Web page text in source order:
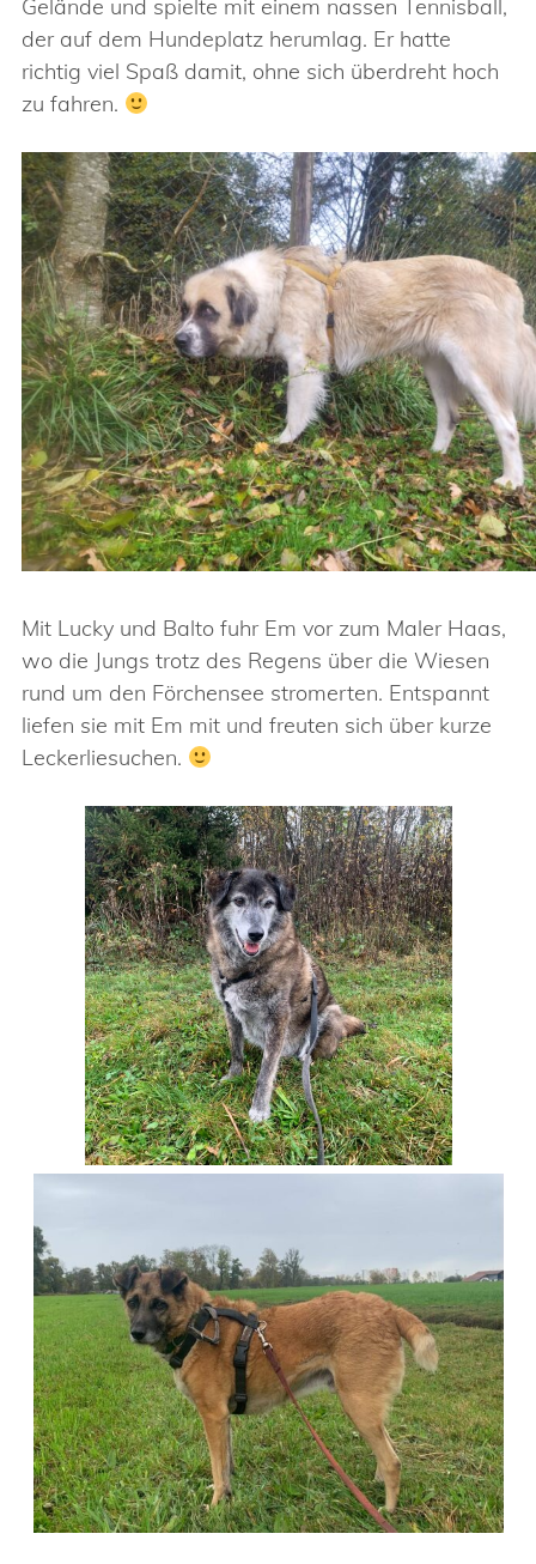
Gelände und spielte mit einem nassen Tennisball,
der auf dem Hundeplatz herumlag. Er hatte
richtig viel Spaß damit, ohne sich überdreht hoch
zu fahren.
Mit Lucky und Balto fuhr Em vor zum Maler Haas,
wo die Jungs trotz des Regens über die Wiesen
rund um den Förchensee stromerten. Entspannt
liefen sie mit Em mit und freuten sich über kurze
Leckerliesuchen.